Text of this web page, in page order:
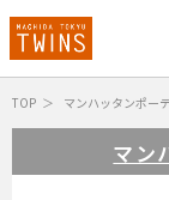
TOP マンハッタンポー
マン